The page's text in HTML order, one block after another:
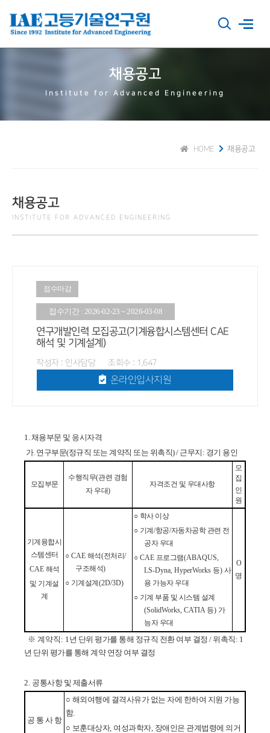
채용공고
Institute for Advanced Engineering
채용공고
HOME
채용공고
INSTITUTE FOR ADVANCED ENGINEERING
접수마감
접수기간 : 2026-02-23 ~ 2026-03-08
연구개발인력 모집공고(기계융합시스템센터 CAE
해석 및 기계설계)
작성자 : 인사담당 조회수 : 1,647
온라인입사지원
1. 채용부문 및 응시자격
가. 연구부문(정규직 또는 계약직 또는 위촉직) / 근무지: 경기 용인
모집부문
수행직무(관련 경험
자 우대)
자격조건 및 우대사항
모
집
인
원
기계융합시
스템센터
CAE 해석
및 기계설
계
○CAE 해석(전처리/
구조해석)
○ 기계설계 (2D/3D)
○ 학사 이상
○ 기계 /항공/자동차공학 관련 전
공자 우대
○ CAE 프로그램(ABAQUS,
LS-Dyna, HyperWorks 등) 사
용 가능자 우대
○ 기계 부품 및 시스템 설계
(SolidWorks, CATIA 등) 가
능자 우대
O
명
※ 계약직 : 1년 단위 평가를 통해 정규직 전환 여부 결정 / 위촉직: 1
년 단위 평가를 통해 계약 연장 여부 결정
2. 공통사항 및 제출서류
공 통 사 항
○ 해외여행에 결격사유가 없는 자에 한하여 지원 가능
함.
○ 보훈대상자, 여성과학자, 장애인은 관계법령에 의거